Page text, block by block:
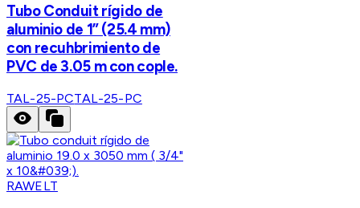
Tubo Conduit rígido de
aluminio de 1” (25.4 mm)
con recuhbrimiento de
PVC de 3.05 m con cople.
TAL-25-PCTAL-25-PC
RAWELT